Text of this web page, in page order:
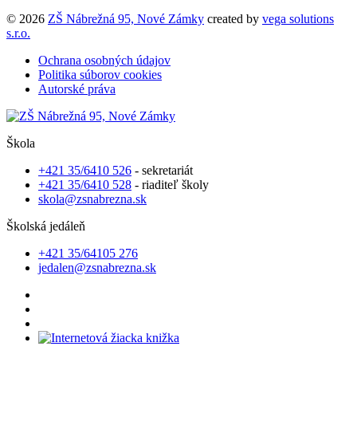
© 2026 ZŠ Nábrežná 95, Nové Zámky created by vega solutions
s.r.o.
Ochrana osobných údajov
Politika súborov cookies
Autorské práva
Škola
+421 35/6410 526 - sekretariát
+421 35/6410 528 - riaditeľ školy
skola@zsnabrezna.sk
Školská jedáleň
+421 35/64105 276
jedalen@zsnabrezna.sk